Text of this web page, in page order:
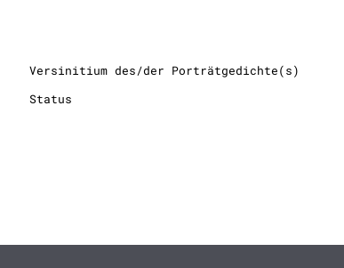
Versinitium des/der Porträtgedichte(s)
Status